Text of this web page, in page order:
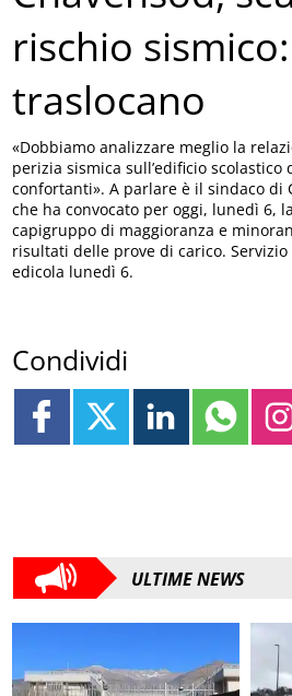
rischio
traslocano
«Dobbiamo analizzare meglio la
perizia sismica sull’edificio scolastico
confortanti». A parlare è il sindaco di
che ha convocato per oggi, lunedì 6,
capigruppo di maggioranza e
risultati delle prove di carico.
edicola lunedì 6.
Condividi
ULTIME NEWS